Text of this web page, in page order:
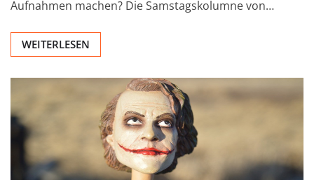
Aufnahmen machen? Die Samstagskolumne von…
WEITERLESEN